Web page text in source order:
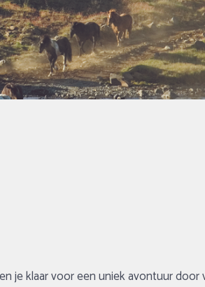
je klaar voor een uniek avontuur